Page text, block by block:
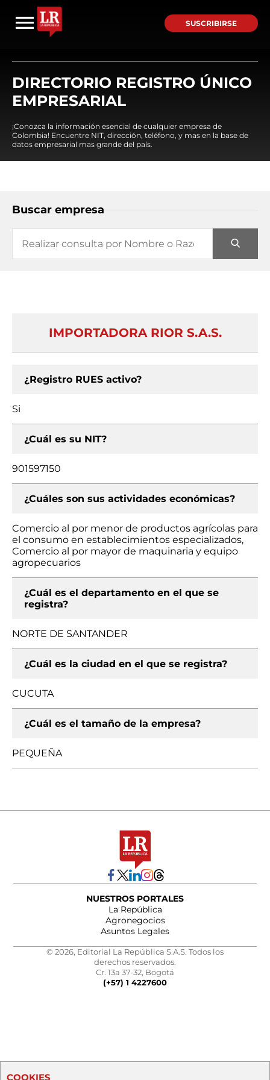
SUSCRIBIRSE
DIRECTORIO REGISTRO ÚNICO
EMPRESARIAL
¡Conozca la información esencial de cualquier empresa de
Colombia! Encuentre NIT, dirección, teléfono, y mas en la base de
datos empresarial mas grande del país.
Buscar empresa
IMPORTADORA RIOR S.A.S.
¿Registro RUES activo?
Si
¿Cuál es su NIT?
901597150
¿Cuáles son sus actividades económicas?
Comercio al por menor de productos agrícolas para
el consumo en establecimientos especializados,
Comercio al por mayor de maquinaria y equipo
agropecuarios
¿Cuál es el departamento en el que se
registra?
NORTE DE SANTANDER
¿Cuál es la ciudad en el que se registra?
CUCUTA
¿Cuál es el tamaño de la empresa?
PEQUEÑA
NUESTROS PORTALES
La República
Agronegocios
Asuntos Legales
© 2026, Editorial La República S.A.S. Todos los
derechos reservados.
Cr. 13a 37-32, Bogotá
(+57) 1 4227600
COOKIES